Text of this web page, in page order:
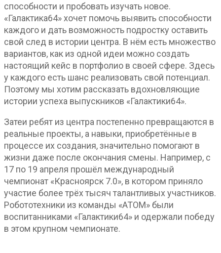
способности и пробовать изучать новое.
«Галактика64» хочет помочь выявить способности
каждого и дать возможность подростку оставить
свой след в истории центра. В нём есть множество
вариантов, как из одной идеи можно создать
настоящий кейс в портфолио в своей сфере. Здесь
у каждого есть шанс реализовать свой потенциал.
Поэтому мы хотим рассказать вдохновляющие
истории успеха выпускников «Галактики64».
Затеи ребят из центра постепенно превращаются в
реальные проекты, а навыки, приобретённые в
процессе их создания, значительно помогают в
жизни даже после окончания смены. Например, с
17 по 19 апреля прошёл международный
чемпионат «Красноярск 7.0», в котором приняло
участие более трёх тысяч талантливых участников.
Робототехники из команды «АТОМ» были
воспитанниками «Галактики64» и одержали победу
в этом крупном чемпионате.